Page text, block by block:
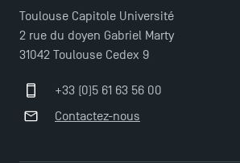
Mobilité sortante
Les meilleurs mémoires du M2
récompensés
Toulouse Capitole Université
2 rue du doyen Gabriel Marty
31042 Toulouse Cedex 9
+33 (0)5 61 63 56 00
Contactez-nous